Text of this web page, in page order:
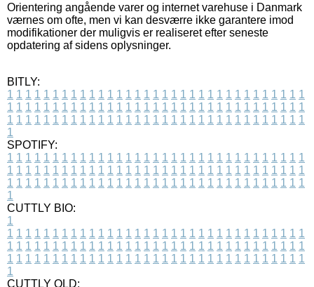
Orientering angående varer og internet varehuse i Danmark
værnes om ofte, men vi kan desværre ikke garantere imod
modifikationer der muligvis er realiseret efter seneste
opdatering af sidens oplysninger.
BITLY:
1 1 1 1 1 1 1 1 1 1 1 1 1 1 1 1 1 1 1 1 1 1 1 1 1 1 1 1 1 1 1 1 1
1 1 1 1 1 1 1 1 1 1 1 1 1 1 1 1 1 1 1 1 1 1 1 1 1 1 1 1 1 1 1 1 1
1 1 1 1 1 1 1 1 1 1 1 1 1 1 1 1 1 1 1 1 1 1 1 1 1 1 1 1 1 1 1 1 1
1
SPOTIFY:
1 1 1 1 1 1 1 1 1 1 1 1 1 1 1 1 1 1 1 1 1 1 1 1 1 1 1 1 1 1 1 1 1
1 1 1 1 1 1 1 1 1 1 1 1 1 1 1 1 1 1 1 1 1 1 1 1 1 1 1 1 1 1 1 1 1
1 1 1 1 1 1 1 1 1 1 1 1 1 1 1 1 1 1 1 1 1 1 1 1 1 1 1 1 1 1 1 1 1
1
CUTTLY BIO:
1
1 1 1 1 1 1 1 1 1 1 1 1 1 1 1 1 1 1 1 1 1 1 1 1 1 1 1 1 1 1 1 1 1
1 1 1 1 1 1 1 1 1 1 1 1 1 1 1 1 1 1 1 1 1 1 1 1 1 1 1 1 1 1 1 1 1
1 1 1 1 1 1 1 1 1 1 1 1 1 1 1 1 1 1 1 1 1 1 1 1 1 1 1 1 1 1 1 1 1
1
CUTTLY OLD: